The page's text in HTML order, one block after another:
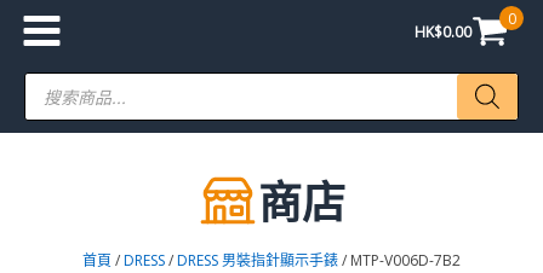
HK$0.00
0
Products
search
商店
首頁 /DRESS/DRESS 男裝指針顯示手錶/ MTP-V006D-7B2